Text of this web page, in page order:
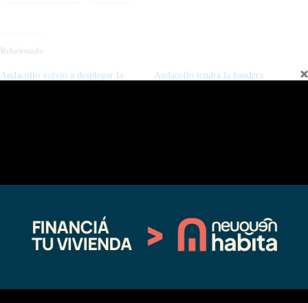
Relacionado
Andacollo volvió a desplegar la
Andacollo tendrá la bandera
Entrada anterior Entrada siguiente